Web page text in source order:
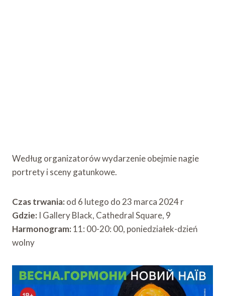
Według organizatorów wydarzenie obejmie nagie
portrety i sceny gatunkowe.
Czas trwania: od 6 lutego do 23 marca 2024 r
Gdzie: I Gallery Black, Cathedral Square, 9
Harmonogram: 11: 00-20: 00, poniedziałek-dzień
wolny